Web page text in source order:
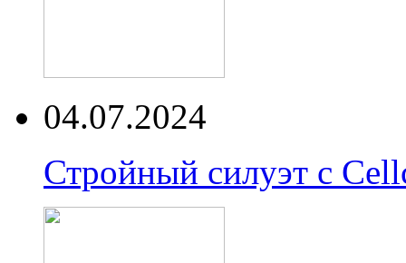
04.07.2024
Стройный силуэт с